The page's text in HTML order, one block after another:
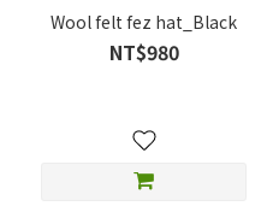
Wool felt fez hat_Black
NT$980